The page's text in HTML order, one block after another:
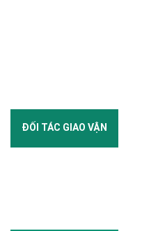
ĐỐI TÁC GIAO VẬN